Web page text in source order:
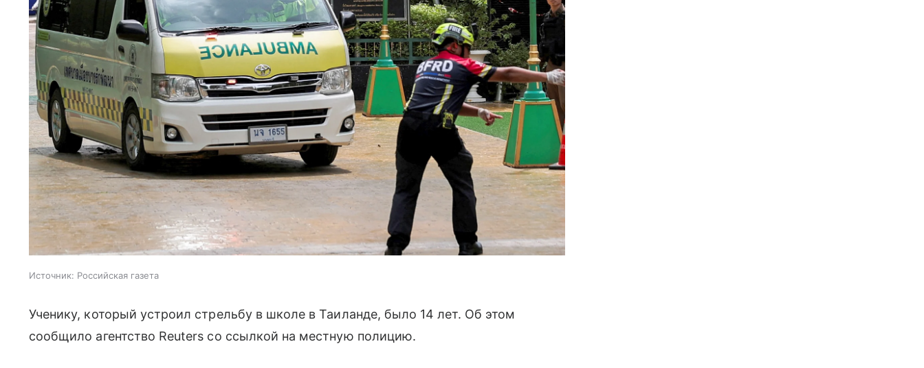
Источник: Российская газета
Ученику, который устроил стрельбу в школе в Таиланде, было 14 лет. Об этом
сообщило агентство Reuters со ссылкой на местную полицию.